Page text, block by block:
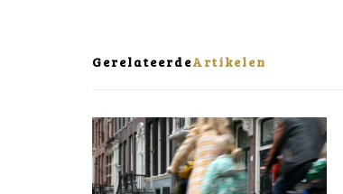
GerelateerdeArtikelen